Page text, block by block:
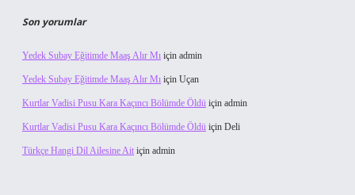
Son yorumlar
Yedek Subay Eğitimde Maaş Alır Mı için admin
Yedek Subay Eğitimde Maaş Alır Mı için Uçan
Kurtlar Vadisi Pusu Kara Kaçıncı Bölümde Öldü için admin
Kurtlar Vadisi Pusu Kara Kaçıncı Bölümde Öldü için Deli
Türkçe Hangi Dil Ailesine Ait için admin